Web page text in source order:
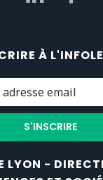
À
LYON -